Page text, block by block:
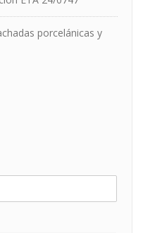
porcelánicas y